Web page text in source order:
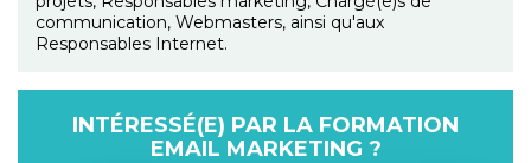
communication, Webmasters, ainsi qu'aux
Responsables Internet.
INTÉRESSÉ(E) PAR LA FORMATION
EMAIL MARKETING ?